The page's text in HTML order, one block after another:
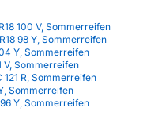
100 V, Sommerreifen
98 Y, Sommerreifen
Y, Sommerreifen
V, Sommerreifen
R, Sommerreifen
Sommerreifen
Y, Sommerreifen